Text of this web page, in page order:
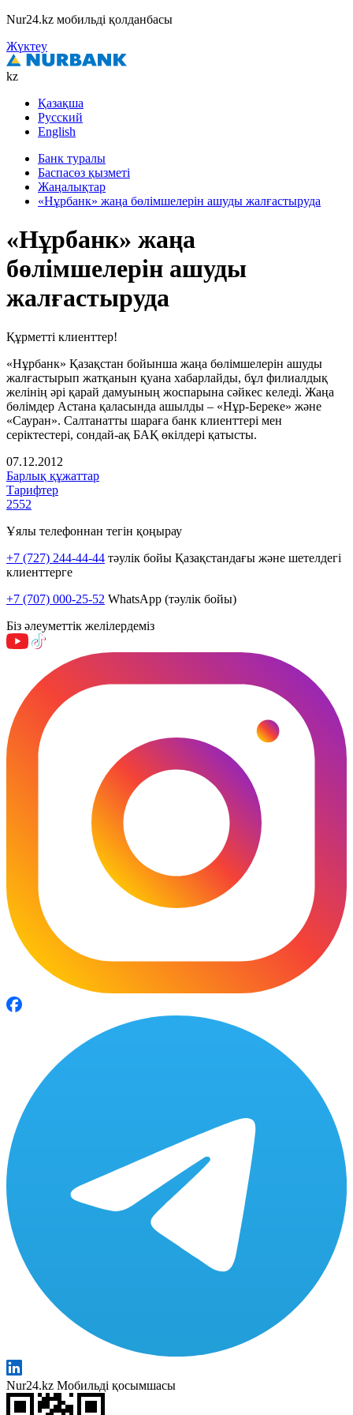
Nur24.kz мобильді қолданбасы
Жүктеу
kz
Қазақша
Русский
English
Банк туралы
Баспасөз қызметі
Жаңалықтар
«Нұрбанк» жаңа бөлімшелерін ашуды жалғастыруда
«Нұрбанк» жаңа
бөлімшелерін ашуды
жалғастыруда
Құрметті клиенттер!
«Нұрбанк» Қазақстан бойынша жаңа бөлімшелерін ашуды
жалғастырып жатқанын қуана хабарлайды, бұл филиалдық
желінің әрі қарай дамуының жоспарына сәйкес келеді. Жаңа
бөлімдер Астана қаласында ашылды – «Нұр-Береке» және
«Сауран». Салтанатты шараға банк клиенттері мен
серіктестері, сондай-ақ БАҚ өкілдері қатысты.
07.12.2012
Барлық құжаттар
Тарифтер
2552
Ұялы телефоннан тегін қоңырау
+7 (727) 244-44-44 тәулік бойы Қазақстандағы және шетелдегі
клиенттерге
+7 (707) 000-25-52 WhatsApp (тәулік бойы)
Біз әлеуметтік желілердеміз
Nur24.kz Мобильді қосымшасы